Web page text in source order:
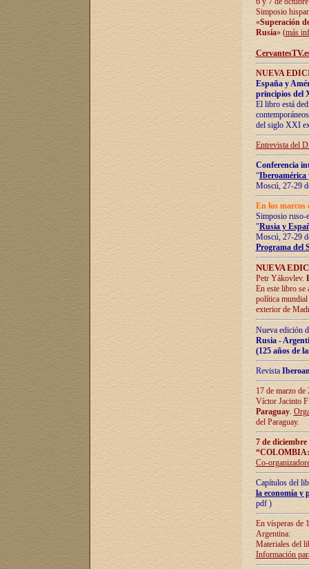
Simposio
«Superación
Rusia» (más
NUEVA
España y
principios del
El libro está
del siglo XXI
Entrevista del
Conferencia
“Iberoamérica
Moscú, 27-29
En los marcos
Simposio ruso-
"Rusia y
Moscú, 27-29
Programa del
NUEVA
Petr Yákovlev.
En este libro se
política mundial
exterior de
Nueva edición
Rusia -
(125 años de
Revista
17 de marzo
Víctor Jacinto
Paraguay.
del Paraguay.
7 de
Co-
Capítulos del
la economía y
pdf )
En vísperas de
Argentina:
Materiales del
Información